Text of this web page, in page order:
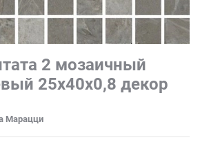
2 мозаичный
25x40x0,8 декор
Марацци